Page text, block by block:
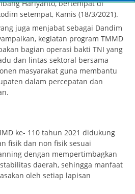
Hariyanto, bertempat di
setempat, Kamis (18/3/2021).
juga menjabat sebagai Dandim
kegiatan program TMMD
bagian operasi bakti TNI yang
dan lintas sektoral bersama
masyarakat guna membantu
dalam percepatan dan
ke- 110 tahun 2021 didukung
fisik dan non fisik sesuai
dengan mempertimbagkan
daerah, sehingga manfaat
oleh setiap lapisan